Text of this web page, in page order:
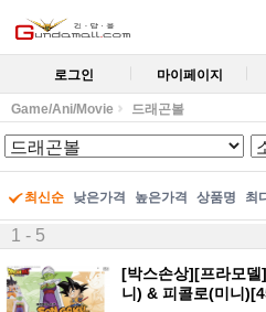
로그인 마이페이지
Game/Ani/Movie 드래곤볼
최신순 낮은가격 높은가격 상품명 최
1 - 5
[박스손상][프라모델
니) & 피콜로(미니